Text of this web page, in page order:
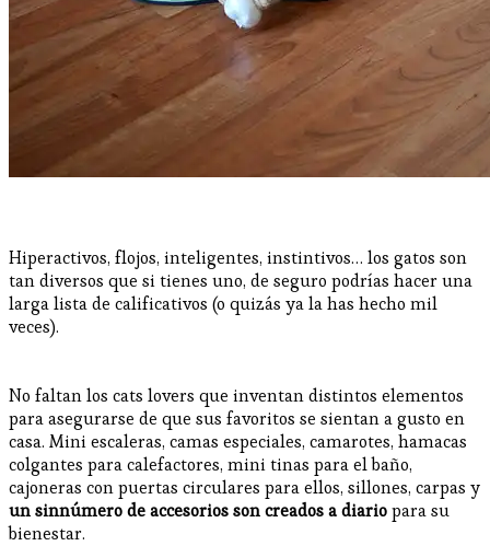
Hiperactivos, flojos, inteligentes, instintivos… los gatos son
tan diversos que si tienes uno, de seguro podrías hacer una
larga lista de calificativos (o quizás ya la has hecho mil
veces).
No faltan los cats lovers que inventan distintos elementos
para asegurarse de que sus favoritos se sientan a gusto en
casa. Mini escaleras, camas especiales, camarotes, hamacas
colgantes para calefactores, mini tinas para el baño,
cajoneras con puertas circulares para ellos, sillones, carpas y
un sinnúmero de accesorios son creados a diariopara su
bienestar.